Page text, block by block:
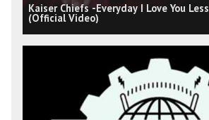
Kaiser Chiefs -Everyday I Love You
(Official Video)